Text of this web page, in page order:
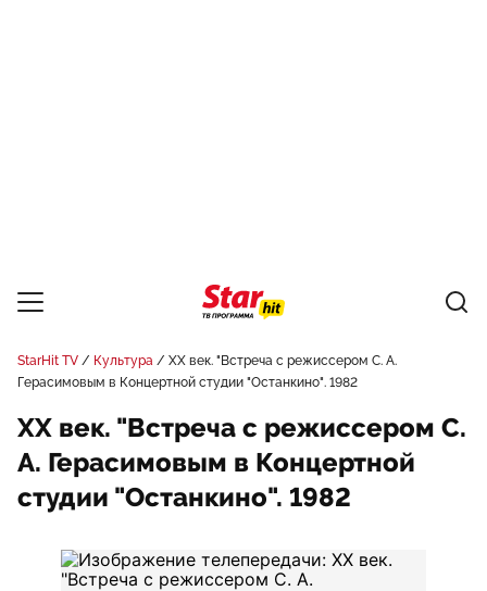
StarHit TV Культура
ХX век. "Встреча с режиссером С. А.
Герасимовым в Концертной студии "Останкино". 1982
ХX век. "Встреча с режиссером С.
А. Герасимовым в Концертной
студии "Останкино". 1982